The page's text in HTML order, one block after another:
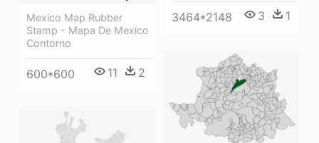
3464*2148 3 1
Mexico Map Rubber
Stamp - Mapa De Mexico
Contorno
600*600 11 2